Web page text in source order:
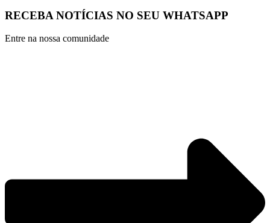
RECEBA NOTÍCIAS NO SEU WHATSAPP
Entre na nossa comunidade